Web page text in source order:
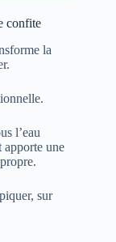
confite
la
l’eau
apporte une
sur